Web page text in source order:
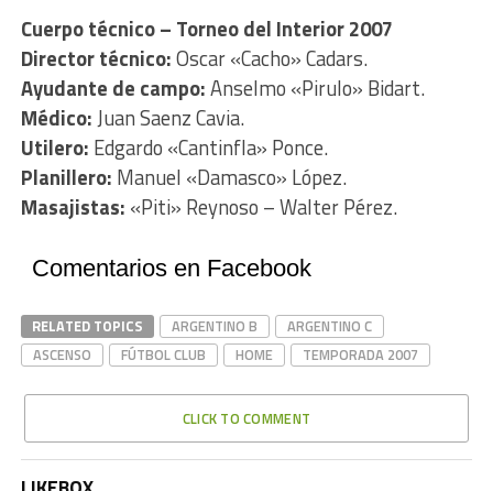
Cuerpo técnico – Torneo del Interior 2007
Director técnico:Oscar «Cacho» Cadars.
Ayudante de campo:Anselmo «Pirulo» Bidart.
Médico:Juan Saenz Cavia.
Utilero: Edgardo «Cantinfla» Ponce.
Planillero: Manuel «Damasco» López.
Masajistas: «Piti» Reynoso – Walter Pérez.
Comentarios en Facebook
RELATED TOPICS ARGENTINO B
ARGENTINO C
ASCENSO
FÚTBOL CLUB HOME TEMPORADA 2007
CLICK TO COMMENT